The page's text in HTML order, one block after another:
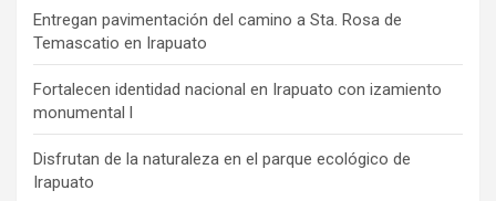
Entregan pavimentación del camino a Sta. Rosa de
Temascatio en Irapuato
Fortalecen identidad nacional en Irapuato con izamiento
monumental l
Disfrutan de la naturaleza en el parque ecológico de
Irapuato